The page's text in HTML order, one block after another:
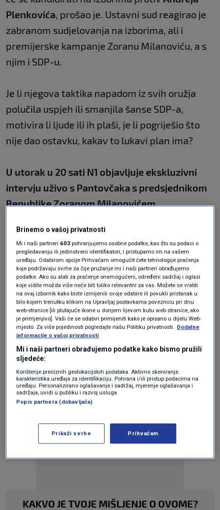
Plenkovića, prošao je. Ustavni sud reagirao je
zabranom sudjelovanja na izborima, ali i
premijerske kampanje Zoranu Milanoviću, a s
njim i SDP-u.
Je li njegova taktika napadom iz svih oružja
polučila uspjeh ili smanjila šanse SDP-a,
motivira li ljude ili ih plaši, je li pogriješio što
nije dao ostavku, kakav to lukavi plan ima?
U utorak u 20 sati N1 objavljuje ekskluzivni
intervju uživo s Pantovčaka s predsjednikom
Republike Zoranom Milanovićem.
Budite uz N1.
N1 pratite putem aplikacija
zaAndroid|iPhone/iPadi
mrežaTwitter|Facebook|Instagram|TikTok
Teme
INTERVJU PARLAMENTARNI IZBORI 2024 ZORAN MILANOVIĆ
KAKVO JE TVOJE MIŠLJENJE O OVOME?
Brinemo o vašoj privatnosti
Mi i naši partneri 603 pohranjujemo osobne podatke, kao što su podaci o
pregledavanju ili jedinstveni identifikatori, i pristupamo im na vašem
uređaju. Odabirom opcije Prihvaćam omogućit ćete tehnologije praćenja
koje podržavaju svrhe za čije pružanje mi i naši partneri obrađujemo
podatke. Ako su alati za praćenje onemogućeni, određeni sadržaj i oglasi
koje vidite možda više neće biti toliko relevantni za vas. Možete se vratiti
na ovaj izbornik kako biste izmijenili svoje odabire ili povukli pristanak u
bilo kojem trenutku klikom na Upravljaj postavkama poveznicu pri dnu
web-stranice [ili plutajuće ikone u donjem lijevom kutu web stranice, ako
je primjenjivo]. Vaši će se odabiri primijeniti kako je opisano u dijelu Web-
mjesto. Za više pojedinosti pogledajte našu Politiku privatnosti. Dodatne
informacije o vašoj privatnosti
Mi i naši partneri obrađujemo podatke kako bismo pružili
sljedeće:
Korištenje preciznih geolokacijskih podataka. Aktivno skeniranje
karakteristika uređaja za identifikaciju. Pohrana i/ili pristup podacima na
uređaju. Personalizirano oglašavanje i sadržaj, mjerenje oglašavanja i
sadržaja, uvidi u publiku i razvoj usluga.
Popis partnera (dobavljača)
Prikaži svrhe Prihvaćam